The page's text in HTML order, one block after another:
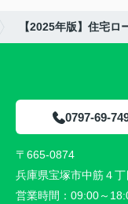
【2025年版】住宅
0797-69-
〒665-0874
兵庫県宝塚市中筋４
営業時間： 09:00～